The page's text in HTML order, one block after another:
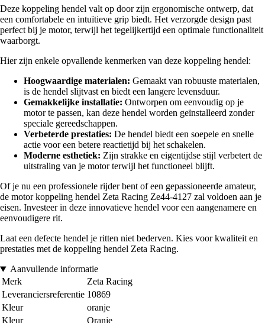
Deze koppeling hendel valt op door zijn ergonomische ontwerp, dat
een comfortabele en intuïtieve grip biedt. Het verzorgde design past
perfect bij je motor, terwijl het tegelijkertijd een optimale functionaliteit
waarborgt.
Hier zijn enkele opvallende kenmerken van deze koppeling hendel:
Hoogwaardige materialen: Gemaakt van robuuste materialen,
is de hendel slijtvast en biedt een langere levensduur.
Gemakkelijke installatie: Ontworpen om eenvoudig op je
motor te passen, kan deze hendel worden geïnstalleerd zonder
speciale gereedschappen.
Verbeterde prestaties: De hendel biedt een soepele en snelle
actie voor een betere reactietijd bij het schakelen.
Moderne esthetiek: Zijn strakke en eigentijdse stijl verbetert de
uitstraling van je motor terwijl het functioneel blijft.
Of je nu een professionele rijder bent of een gepassioneerde amateur,
de motor koppeling hendel Zeta Racing Ze44-4127 zal voldoen aan je
eisen. Investeer in deze innovatieve hendel voor een aangenamere en
eenvoudigere rit.
Laat een defecte hendel je ritten niet bederven. Kies voor kwaliteit en
prestaties met de koppeling hendel Zeta Racing.
Aanvullende informatie
Merk
Zeta Racing
Leveranciersreferentie 10869
Kleur
oranje
Kleur
Oranje